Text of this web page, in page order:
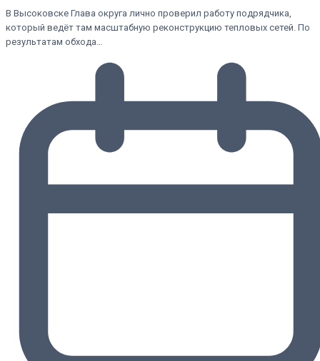
В Высоковске Глава округа лично проверил работу подрядчика,
который ведёт там масштабную реконструкцию тепловых сетей. По
результатам обхода…